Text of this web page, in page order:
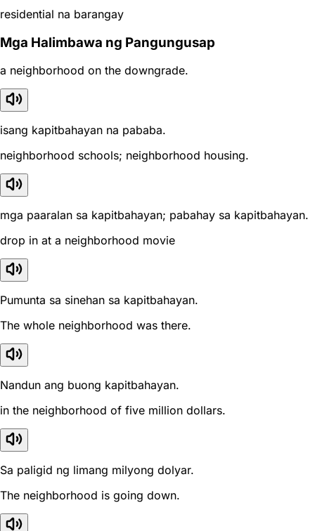
residential na barangay
Mga Halimbawa ng Pangungusap
a neighborhood on the downgrade.
isang kapitbahayan na pababa.
neighborhood schools; neighborhood housing.
mga paaralan sa kapitbahayan; pabahay sa kapitbahayan.
drop in at a neighborhood movie
Pumunta sa sinehan sa kapitbahayan.
The whole neighborhood was there.
Nandun ang buong kapitbahayan.
in the neighborhood of five million dollars.
Sa paligid ng limang milyong dolyar.
The neighborhood is going down.